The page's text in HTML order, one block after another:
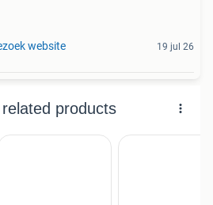
website 19 jul 26